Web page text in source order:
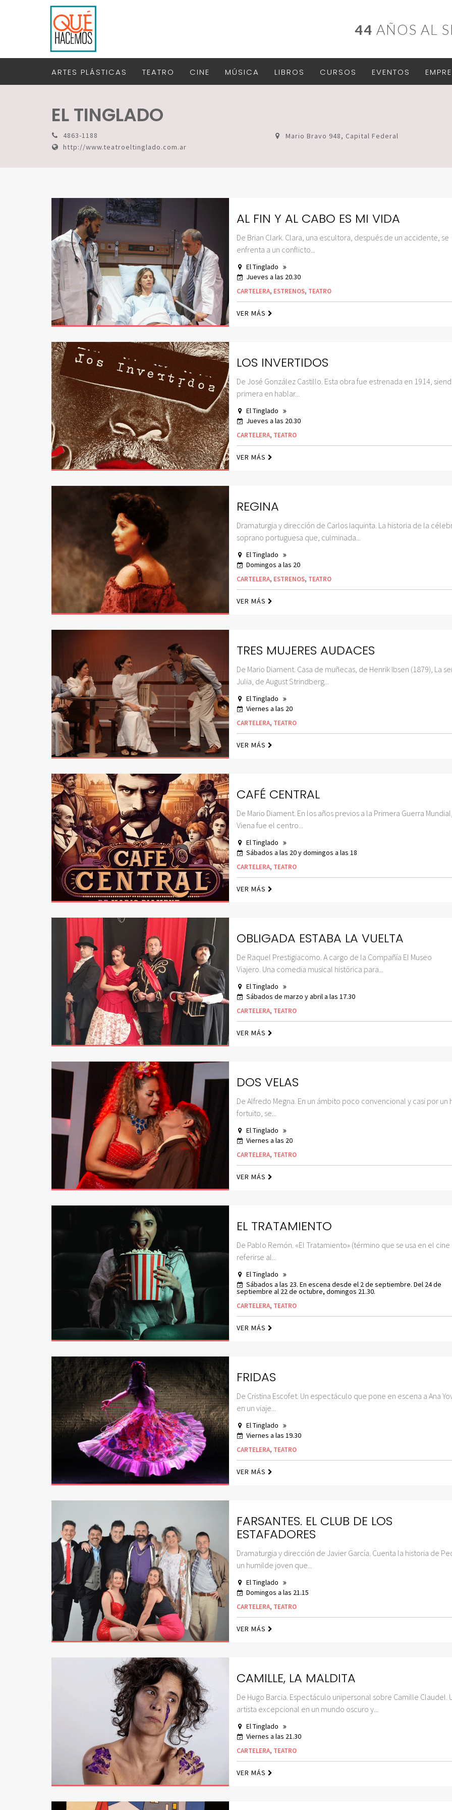
44 AÑOS AL
ARTES PLÁSTICAS TEATRO CINE MÚSICA LIBROS CURSOS EVENTOS
EL TINGLADO
4863-1188
Mario Bravo 948, Capital Federal
http://www.teatroeltinglado.com.ar
AL FIN Y AL CABO ES MI VIDA
De Brian Clark. Clara, una escultora, después de un accidente, se
enfrenta a un conflicto...
El Tinglado
Jueves a las 20.30
CARTELERA, ESTRENOS, TEATRO
VER MÁS
LOS INVERTIDOS
De José González Castillo. Esta obra fue estrenada en 1914,
primera en hablar...
El Tinglado
Jueves a las 20.30
CARTELERA, TEATRO
VER MÁS
REGINA
Dramaturgia y dirección de Carlos Iaquinta. La historia de la
soprano portuguesa que, culminada...
El Tinglado
Domingos a las 20
CARTELERA, ESTRENOS, TEATRO
VER MÁS
TRES MUJERES AUDACES
De Mario Diament. Casa de muñecas, de Henrik Ibsen (1879), La
Julia, de August Strindberg...
El Tinglado
Viernes a las 20
CARTELERA, TEATRO
VER MÁS
CAFÉ CENTRAL
De Mario Diament. En los años previos a la Primera Guerra
Viena fue el centro...
El Tinglado
Sábados a las 20 y domingos a las 18
CARTELERA, TEATRO
VER MÁS
OBLIGADA ESTABA LA VUELTA
De Raquel Prestigiacomo. A cargo de la Compañía El Museo
Viajero. Una comedia musical histórica para...
El Tinglado
Sábados de marzo y abril a las 17.30
CARTELERA, TEATRO
VER MÁS
DOS VELAS
De Alfredo Megna. En un ámbito poco convencional y casi por un
fortuito, se...
El Tinglado
Viernes a las 20
CARTELERA, TEATRO
VER MÁS
EL TRATAMIENTO
De Pablo Remón. «El Tratamiento» (término que se usa en el
referirse al...
El Tinglado
Sábados a las 23. En escena desde el 2 de septiembre. Del 24 de
septiembre al 22 de octubre, domingos 21.30.
CARTELERA, TEATRO
VER MÁS
FRIDAS
De Cristina Escofet. Un espectáculo que pone en escena a Ana
en un viaje...
El Tinglado
Viernes a las 19.30
CARTELERA, TEATRO
VER MÁS
FARSANTES. EL CLUB DE LOS
ESTAFADORES
Dramaturgia y dirección de Javier García. Cuenta la historia de
un humilde joven que...
El Tinglado
Domingos a las 21.15
CARTELERA, TEATRO
VER MÁS
CAMILLE, LA MALDITA
De Hugo Barcia. Espectáculo unipersonal sobre Camille Claudel.
artista excepcional en un mundo oscuro y...
El Tinglado
Viernes a las 21.30
CARTELERA, TEATRO
VER MÁS